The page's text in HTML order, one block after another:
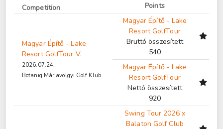
Competition Points
Magyar Építő - Lake
Resort GolfTour V.
2026.07.24.
Botaniq Máriavölgyi Golf Klub
Magyar Építő - Lake
Resort GolfTour
Bruttó összesített
540
Magyar Építő - Lake
Resort GolfTour
Nettó összesített
920
Swing Tour 2026 x
Balaton Golf Club